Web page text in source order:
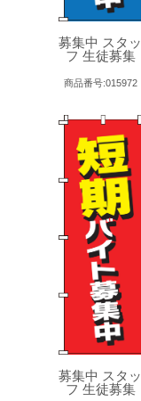
募集中 スタッ
フ 生徒募集
商品番号:015972
募集中 スタッ
フ 生徒募集